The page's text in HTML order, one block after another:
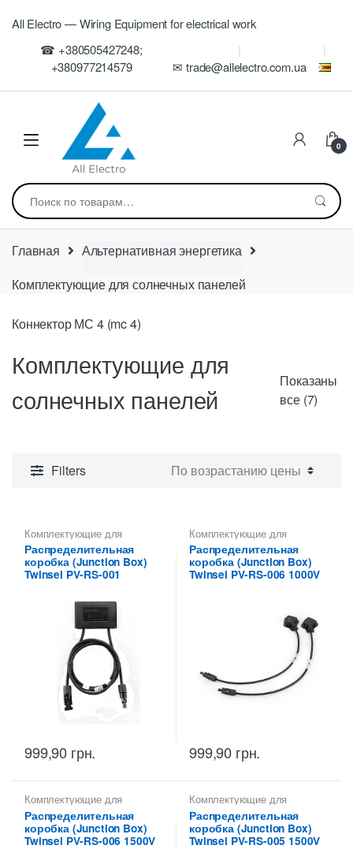
navigation
All Electro — Wiring Equipment for electrical work
☎ +380505427248;
+380977214579
✉ trade@allelectro.com.ua
0
Искать:
Главная
Альтернативная энергетика
Комплектующие для солнечных панелей
Коннектор МС 4 (mc 4)
Комплектующие для
солнечных панелей
Показаны
все (7)
Filters
Комплектующие для
солнечных панелей
Распределительная
коробка (Junction Box)
Twinsel PV-RS-001
999,90 грн.
Комплектующие для
солнечных панелей
Распределительная
коробка (Junction Box)
Twinsel PV-RS-006 1000V
999,90 грн.
Комплектующие для
солнечных панелей
Распределительная
коробка (Junction Box)
Twinsel PV-RS-006 1500V
Комплектующие для
солнечных панелей
Распределительная
коробка (Junction Box)
Twinsel PV-RS-005 1500V